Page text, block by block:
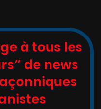
à tous les
de news